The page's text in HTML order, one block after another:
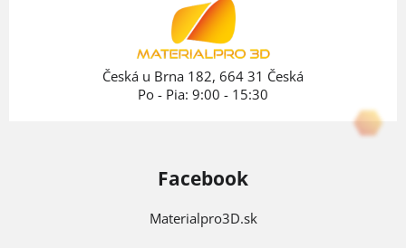
c
i
e
p
y
ý
Česká u Brna 182, 664 31 Česká
Po - Pia: 9:00 - 15:30
Facebook
Materialpro3D.sk